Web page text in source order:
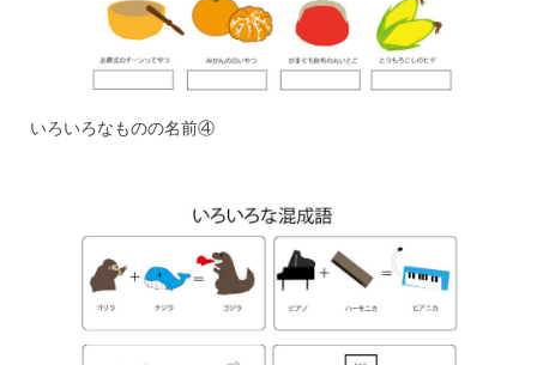
いろいろなものの名前④